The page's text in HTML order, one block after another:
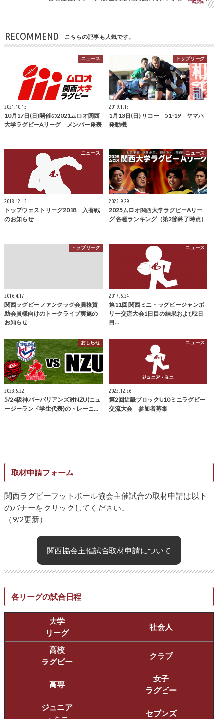
RECOMMEND こちらの記事も人気です。
ニュース
2021.10.15
10月17日(日)開催の2021ムロオ関西
大学ラグビーAリーグ メンバー発表
トップリーグ
2019.1.15
1月13日(日) リコー 51-19 ヤマハ
発動機
ニュース
2018.12.13
トップウェストリーグ2018 入替戦
のお知らせ
ニュース
2025.9.29
2025ムロオ関西大学ラグビーAリー
グ 各種ランキング（第2節終了時点）
トップリーグ
2016.4.17
関西ラグビーファンクラグ会員様賛
助会員様向けのトークライブ実施の
お知らせ
ニュース
2017.6.24
第11回 関西ミニ・ラグビージャンボ
リー交流大会1日目の結果および2日
目…
おしらせ
2023.5.22
5/24阪神バーバリアンズ対NZU(ニュ
ージーランド学生代表)のトレーニ…
ニュース
2025.12.26
第2回近畿ブロックU10ミニラグビー
交流大会 参加者募集
取材申請フォーム
関西ラグビーフットボール協会主催試合の取材申請は以下
のバナーをクリックしてください。
（9/2更新）
関西協会主催試合取材申請について
各リーグの試合日程
大学
リーグ
社会人
高校
ラグビー
クラブ
高専
女子
ラグビー
ジュニア
セブンズ